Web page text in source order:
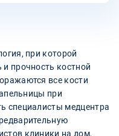
при которой
и прочность костной
все кости
при
специалисты медцентра
клиники на дом,